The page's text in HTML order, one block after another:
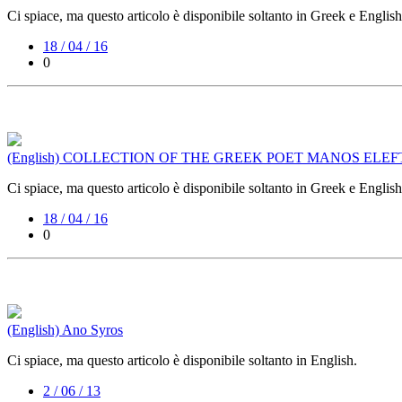
Ci spiace, ma questo articolo è disponibile soltanto in Greek e
18 / 04 / 16
0
(English) COLLECTION OF THE GREEK POET MANOS
Ci spiace, ma questo articolo è disponibile soltanto in Greek e
18 / 04 / 16
0
(English) Ano Syros
Ci spiace, ma questo articolo è disponibile soltanto in English.
2 / 06 / 13